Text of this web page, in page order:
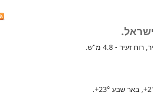
זעיר - 4.8 מ"ש.
, באר שבע +23°
.